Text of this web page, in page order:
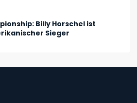
Billy Horschel ist
Sieger